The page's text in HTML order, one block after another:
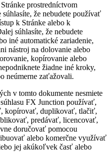
prostredníctvom
že nebudete používať
k Stránke alebo k
súhlasíte, že nebudete
iné automatické zariadenie,
nástroj na dolovanie alebo
kopírovanie alebo
žiadne iné kroky,
neúmerne zaťažovali.
v tomto dokumente nesmiete
FX Junction používať,
kopírovať, duplikovať, tlačiť,
predávať, licencovať,
doručovať pomocou
alebo komerčne využívať
jej akúkoľvek časť alebo